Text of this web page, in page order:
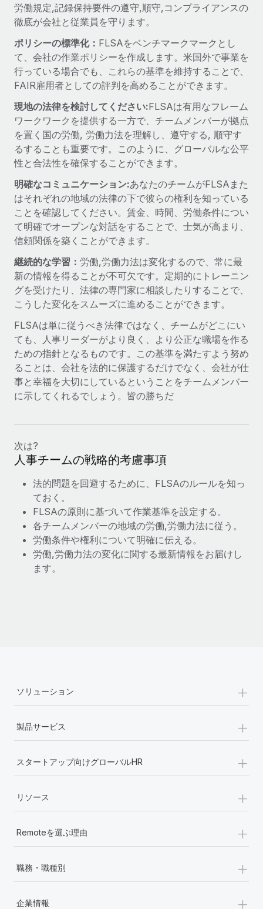
デバイス管理
ITデバイスを世界規模で提供・管理
法人設立
法令順守した法人をスピーディに設立
従業員の異動をスムーズに
福利厚生
従業員の福利厚生を簡単に管理
Reverse...
AIのパイオニアであるWeaviateは、Remoteを使
い、どのようにしてワークフォースを120%に増やした
Weaviateの概要...
詳細を見る
グローバル給与処理
契約社員管理
税務
ブログを読む
ブログ
よびContractor Management Plus（契約社員管理
プラス）
Remoteの使命は、世界のどこにいても、あらゆる規模の企業が
業務に最適な人材を採用し、管理し、給与を支給できるようにす
ることです。この数週間で、新しい統合、機能、改良点をリリー
スしました。...
詳細を見る
給与詐欺：種類、事例、ビジネスを守る方法
給与, 賃金は詐欺の特に魅力的な標的です。多額の資金がシステ
ム間で頻繁に移動しているためです。このため、自社のビジネス
を保護することは極めて重要です。...
詳細を見る
労働規定,記録保持要件の遵守,順守,コンプライアンスの
徹底が会社と従業員を守ります。
ポリシーの標準化： FLSAをベンチマークマークとし
て、会社の作業ポリシーを作成します。米国外で事業を
行っている場合でも、これらの基準を維持することで、
FAIR雇用者としての評判を高めることができます。
現地の法律を検討してください:FLSAは有用なフレーム
ワークワークを提供する一方で、チームメンバーが拠点
を置く国の労働, 労働力法を理解し、遵守する, 順守す
るすることも重要です。このように、グローバルな公平
性と合法性を確保することができます。
明確なコミュニケーション:あなたのチームがFLSAまた
はそれぞれの地域の法律の下で彼らの権利を知っている
ことを確認してください。賃金、時間、労働条件につい
て明確でオープンな対話をすることで、士気が高まり、
信頼関係を築くことができます。
継続的な学習： 労働,労働力法は変化するので、常に最
新の情報を得ることが不可欠です。定期的にトレーニン
グを受けたり、法律の専門家に相談したりすることで、
こうした変化をスムーズに進めることができます。
FLSAは単に従うべき法律ではなく、チームがどこにい
ても、人事リーダーがより良く、より公正な職場を作る
ための指針となるものです。この基準を満たすよう努め
ることは、会社を法的に保護するだけでなく、会社が仕
事と幸福を大切にしているということをチームメンバー
に示してくれるでしょう。皆の勝ちだ
次は?
人事チームの戦略的考慮事項
法的問題を回避するために、FLSAのルールを知っ
ておく。
FLSAの原則に基づいて作業基準を設定する。
各チームメンバーの地域の労働,労働力法に従う。
労働条件や権利について明確に伝える。
労働,労働力法の変化に関する最新情報をお届けし
ます。
ソリューション +
製品サービス +
スタートアップ向けグローバルHR +
リソース +
Remoteを選ぶ理由 +
職務・職種別 +
企業情報 +